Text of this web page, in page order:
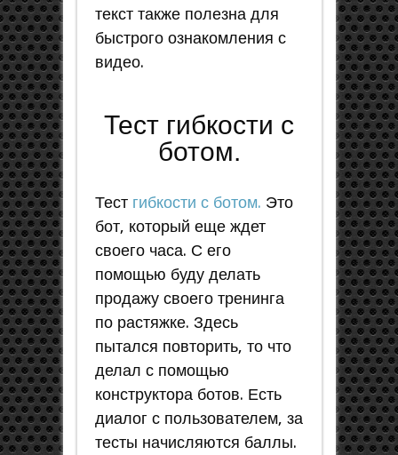
текст также полезна для
быстрого ознакомления с
видео.
Тест гибкости с
ботом.
Тест гибкости с ботом. Это
бот, который еще ждет
своего часа. С его
помощью буду делать
продажу своего тренинга
по растяжке. Здесь
пытался повторить, то что
делал с помощью
конструктора ботов. Есть
диалог с пользователем, за
тесты начисляются баллы.